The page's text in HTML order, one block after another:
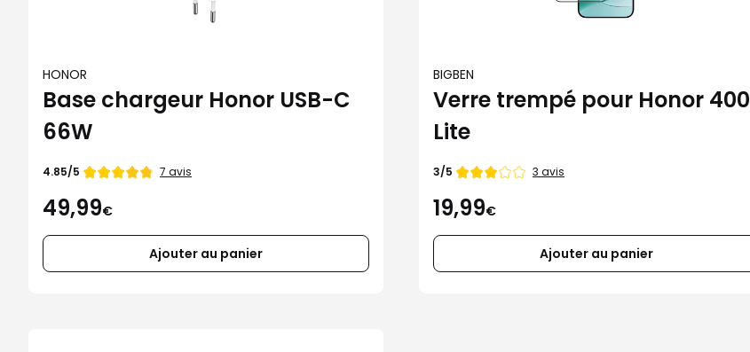
HONOR
Base chargeur Honor USB-C
66W
Note
4.85/5 7 avis
49,99€
Ajouter au panier
BIGBEN
Verre trempé pour Honor 400
Lite
Note
3/5 3 avis
19,99€
Ajouter au panier